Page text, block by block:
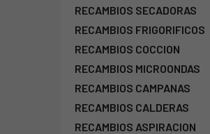
RECAMBIOS SECADORAS
RECAMBIOS FRIGORIFICOS
RECAMBIOS COCCION
RECAMBIOS MICROONDAS
RECAMBIOS CAMPANAS
RECAMBIOS CALDERAS
RECAMBIOS ASPIRACION